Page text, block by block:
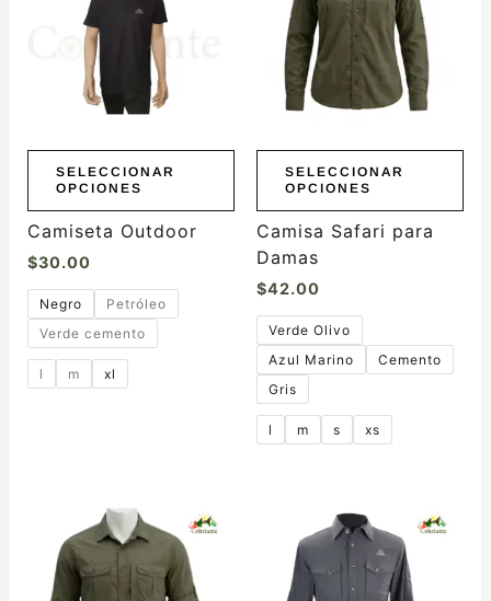
SELECCIONAR
OPCIONES
múltiples
variantes.
opciones
elegir
la
de
producto
Camiseta Outdoor
$30.00
Negro
Petróleo
Verde cemento
l m xl
SELECCIONAR
OPCIONES
múltiples
variantes.
Las
opciones
elegir
la
página
producto
Camisa Safari para
Damas
$42.00
Verde Olivo
Azul Marino
Cemento
Gris
l m s xs
producto
tiene
múltiples